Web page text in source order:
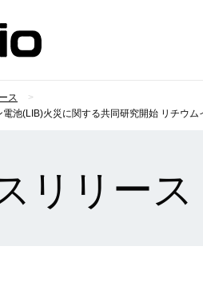
ス
池(LIB)火災に関する共同研究開始 リチウ
リリース